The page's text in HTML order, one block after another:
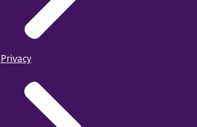
Privacy